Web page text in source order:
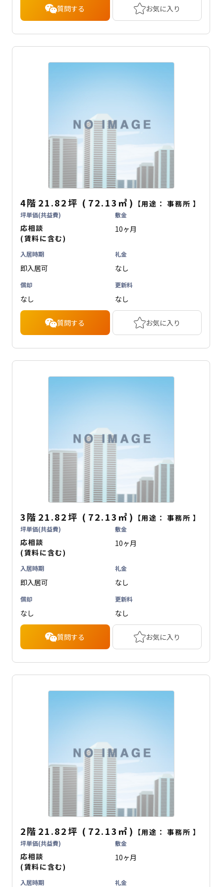
質問する お気に入り
4階 21.82坪 ( 72.13 ㎡ ) 【用途：事務所 】
坪単価(共益費)
応相談
(賃料に含む)
敷金
10ヶ月
入居時期
即入居可
礼金
なし
償却
なし
更新料
なし
質問する お気に入り
3階 21.82坪 ( 72.13 ㎡ ) 【用途：事務所 】
坪単価(共益費)
応相談
(賃料に含む)
敷金
10ヶ月
入居時期
即入居可
礼金
なし
償却
なし
更新料
なし
質問する お気に入り
2階 21.82坪 ( 72.13 ㎡ ) 【用途：事務所 】
坪単価(共益費)
応相談
(賃料に含む)
敷金
10ヶ月
入居時期 礼金